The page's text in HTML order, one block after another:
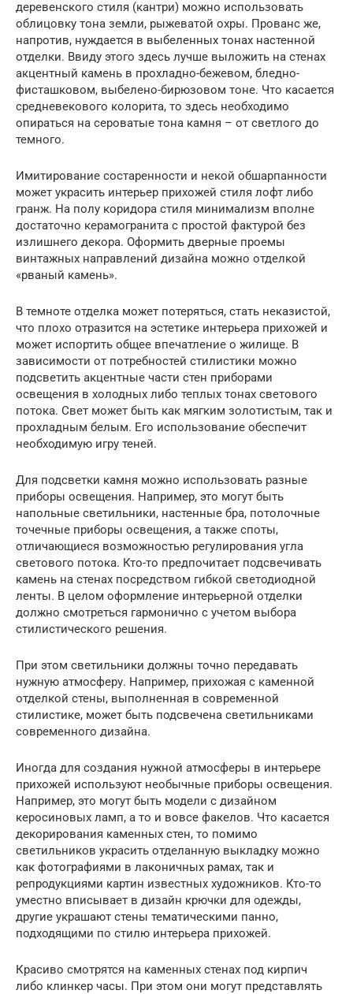
деревенского стиля (кантри) можно использовать
облицовку тона земли, рыжеватой охры. Прованс же,
напротив, нуждается в выбеленных тонах настенной
отделки. Ввиду этого здесь лучше выложить на стенах
акцентный камень в прохладно-бежевом, бледно-
фисташковом, выбелено-бирюзовом тоне. Что касается
средневекового колорита, то здесь необходимо
опираться на сероватые тона камня – от светлого до
темного.
Имитирование состаренности и некой обшарпанности
может украсить интерьер прихожей стиля лофт либо
гранж. На полу коридора стиля минимализм вполне
достаточно керамогранита с простой фактурой без
излишнего декора. Оформить дверные проемы
винтажных направлений дизайна можно отделкой
«рваный камень».
В темноте отделка может потеряться, стать неказистой,
что плохо отразится на эстетике интерьера прихожей и
может испортить общее впечатление о жилище. В
зависимости от потребностей стилистики можно
подсветить акцентные части стен приборами
освещения в холодных либо теплых тонах светового
потока. Свет может быть как мягким золотистым, так и
прохладным белым. Его использование обеспечит
необходимую игру теней.
Для подсветки камня можно использовать разные
приборы освещения. Например, это могут быть
напольные светильники, настенные бра, потолочные
точечные приборы освещения, а также споты,
отличающиеся возможностью регулирования угла
светового потока. Кто-то предпочитает подсвечивать
камень на стенах посредством гибкой светодиодной
ленты. В целом оформление интерьерной отделки
должно смотреться гармонично с учетом выбора
стилистического решения.
При этом светильники должны точно передавать
нужную атмосферу. Например, прихожая с каменной
отделкой стены, выполненная в современной
стилистике, может быть подсвечена светильниками
современного дизайна.
Иногда для создания нужной атмосферы в интерьере
прихожей используют необычные приборы освещения.
Например, это могут быть модели с дизайном
керосиновых ламп, а то и вовсе факелов. Что касается
декорирования каменных стен, то помимо
светильников украсить отделанную выкладку можно
как фотографиями в лаконичных рамах, так и
репродукциями картин известных художников. Кто-то
уместно вписывает в дизайн крючки для одежды,
другие украшают стены тематическими панно,
подходящими по стилю интерьера прихожей.
Красиво смотрятся на каменных стенах под кирпич
либо клинкер часы. При этом они могут представлять